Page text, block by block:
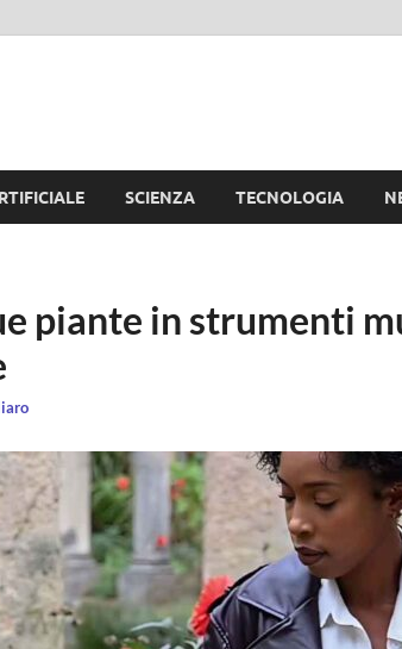
SCIENZA TECNOLOGIA
piante in strumenti